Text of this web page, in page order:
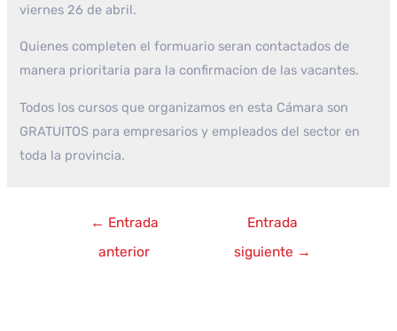
viernes 26 de abril.
Quienes completen el formuario seran contactados de
manera prioritaria para la confirmacion de las vacantes.
Todos los cursos que organizamos en esta Cámara son
GRATUITOS para empresarios y empleados del sector en
toda la provincia.
Navegación
← Entrada
anterior
Entrada
siguiente →